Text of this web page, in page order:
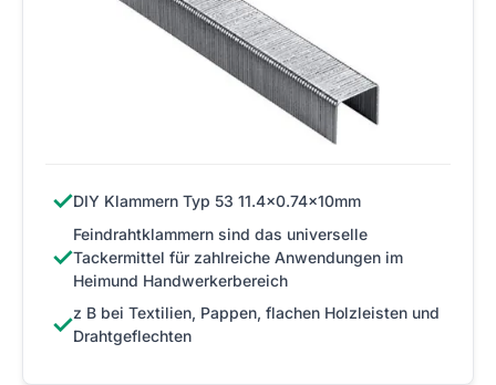
✓DIY Klammern Typ 53 11.4x0.74x10mm
✓
Feindrahtklammern sind das universelle
Tackermittel für zahlreiche Anwendungen im
Heimund Handwerkerbereich
✓z B bei Textilien, Pappen, flachen Holzleisten und
Drahtgeflechten